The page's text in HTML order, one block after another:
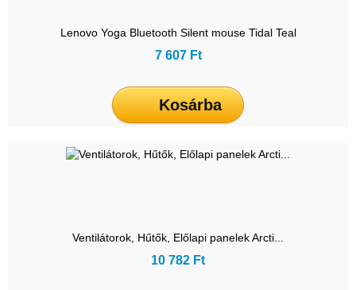
Lenovo Yoga Bluetooth Silent mouse Tidal Teal
7 607 Ft
Kosárba
Ventilátorok, Hűtők, Előlapi panelek Arcti...
10 782 Ft